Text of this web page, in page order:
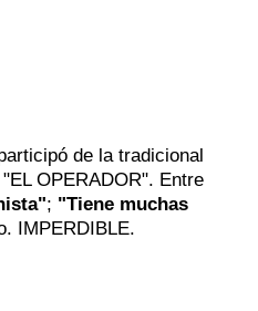
de la tradicional
OPERADOR". Entre
; "Tiene muchas
IMPERDIBLE.